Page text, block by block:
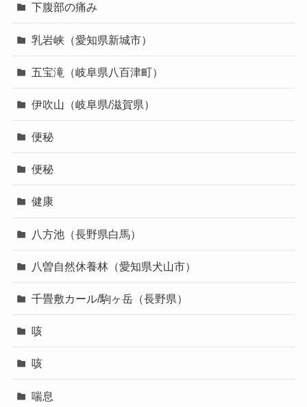
下腹部の痛み
乳岩峡（愛知県新城市）
五宝滝（岐阜県八百津町）
伊吹山（岐阜県/滋賀県）
便秘
便秘
健康
八方池（長野県白馬）
八曽自然休養林（愛知県犬山市）
千畳敷カール/駒ヶ岳（長野県）
咳
咳
喘息